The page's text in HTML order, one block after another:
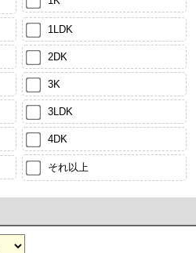
1LDK
2DK
3K
3LDK
4DK
それ以上